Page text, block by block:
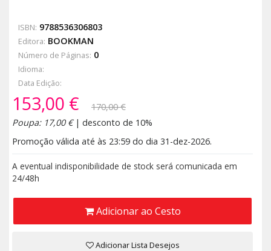
ISBN: 9788536306803
Editora: BOOKMAN
Número de Páginas: 0
Idioma:
Data Edição:
153,00 €
170,00 €
Poupa: 17,00 €| desconto de 10%
Promoção válida até às 23:59 do dia 31-dez-2026.
A eventual indisponibilidade de stock será comunicada em
24/48h
Adicionar ao Cesto
Adicionar Lista Desejos